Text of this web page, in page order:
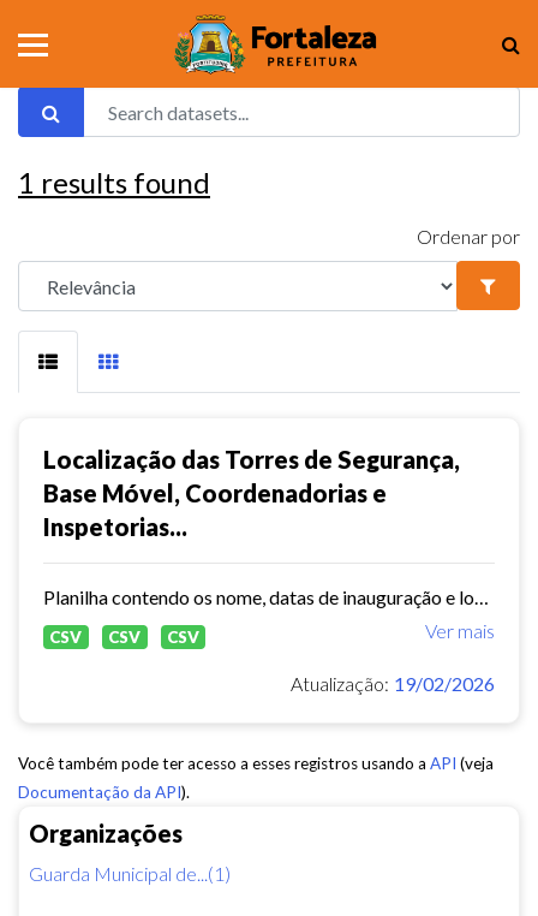
Organizações
Guarda Municipal de...(1)
1 results found
Ordenar por
Localização das Torres de Segurança,
Base Móvel, Coordenadorias e
Inspetorias...
Ver mais
CSV CSV CSV
Atualização: 19/02/2026
Você também pode ter acesso a esses registros usando a API (veja
Documentação da API).